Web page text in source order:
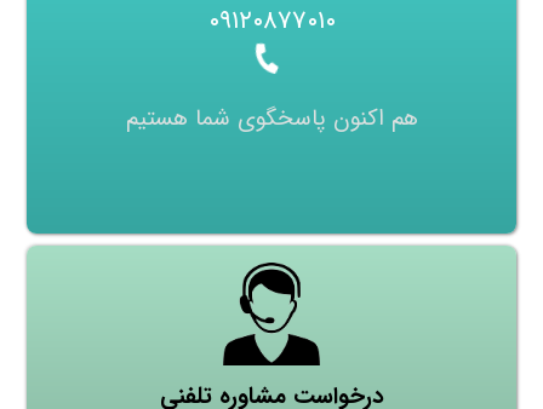
۰۹۱۲۰۸۷۷۰۱۰
هم اکنون پاسخگوی شما هستیم
درخواست مشاوره تلفنی